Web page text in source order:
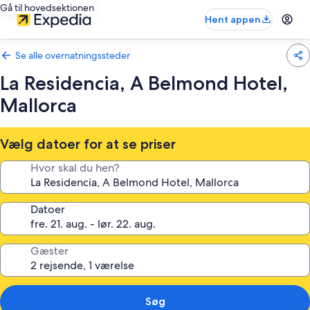
Gå til hovedsektionen
Hent appen
Se alle overnatningssteder
La Residencia, A Belmond Hotel,
Mallorca
Vælg datoer for at se priser
Hvor skal du hen?
Datoer
Gæster
Søg